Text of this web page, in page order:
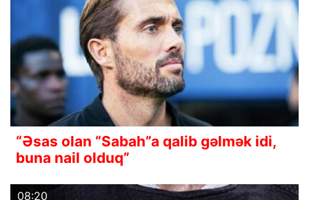
“Əsas olan “Sabah”a qalib gəlmək idi,
buna nail olduq”
08:20